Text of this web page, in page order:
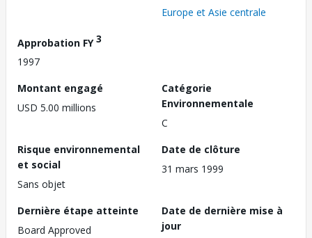
Europe et Asie centrale
Approbation FY3
1997
Montant engagé
USD 5.00 millions
Catégorie
Environnementale
C
Risque environnemental
et social
Sans objet
Date de clôture
31 mars 1999
Dernière étape atteinte
Board Approved
Date de dernière mise à
jour